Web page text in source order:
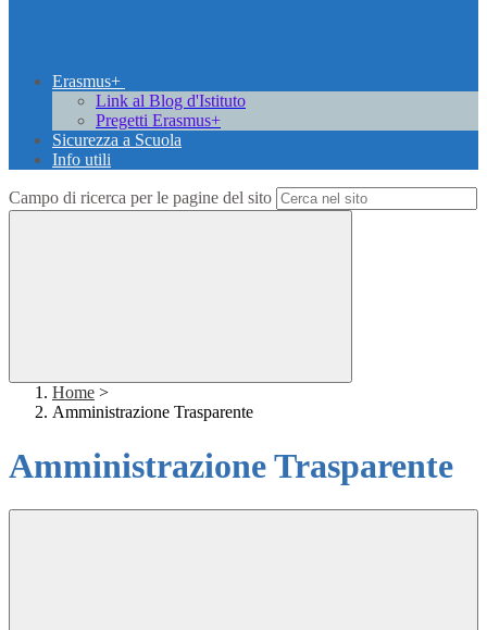
Erasmus+
Link al Blog d'Istituto
Pregetti Erasmus+
Sicurezza a Scuola
Info utili
Campo di ricerca per le pagine del sito
Home >
Amministrazione Trasparente
Amministrazione Trasparente